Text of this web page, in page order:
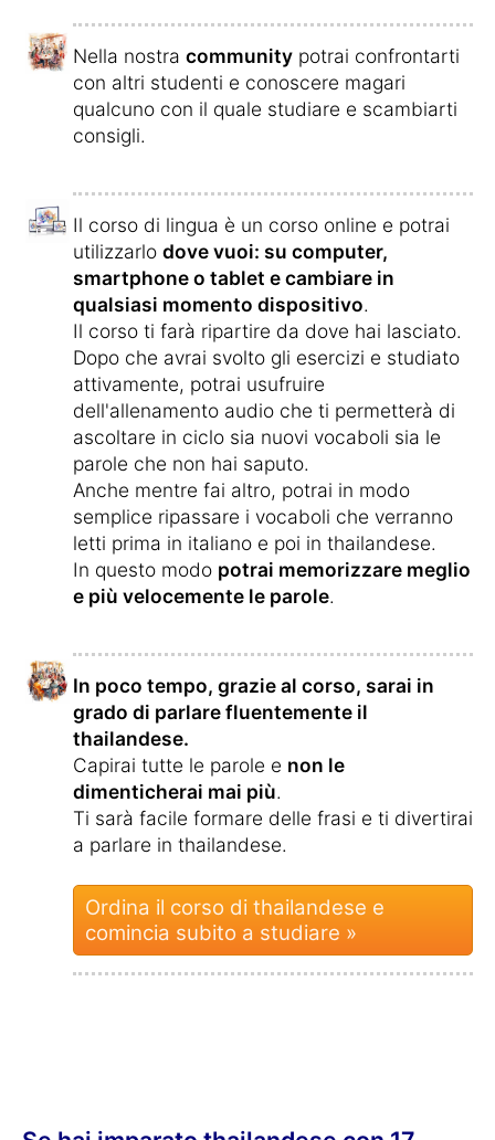
Nella nostra community potrai confrontarti
con altri studenti e conoscere magari
qualcuno con il quale studiare e scambiarti
consigli.
Il corso di lingua è un corso online e potrai
utilizzarlo dove vuoi: su computer,
smartphone o tablet e cambiare in
qualsiasi momento dispositivo.
Il corso ti farà ripartire da dove hai lasciato.
Dopo che avrai svolto gli esercizi e studiato
attivamente, potrai usufruire
dell'allenamento audio che ti permetterà di
ascoltare in ciclo sia nuovi vocaboli sia le
parole che non hai saputo.
Anche mentre fai altro, potrai in modo
semplice ripassare i vocaboli che verranno
letti prima in italiano e poi in thailandese.
In questo modo potrai memorizzare meglio
e più velocemente le parole.
In poco tempo, grazie al corso, sarai in
grado di parlare fluentemente il
thailandese.
Capirai tutte le parole e non le
dimenticherai mai più.
Ti sarà facile formare delle frasi e ti divertirai
a parlare in thailandese.
Ordina il corso di thailandese e
comincia subito a studiare »